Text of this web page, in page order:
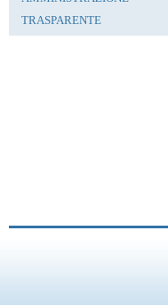
TRASPARENTE